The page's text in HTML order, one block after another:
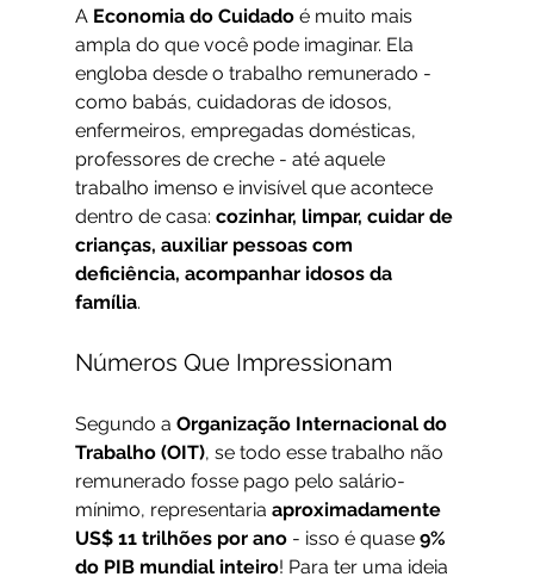
A Economia do Cuidado é muito mais
ampla do que você pode imaginar. Ela
engloba desde o trabalho remunerado -
como babás, cuidadoras de idosos,
enfermeiros, empregadas domésticas,
professores de creche - até aquele
trabalho imenso e invisível que acontece
dentro de casa: cozinhar, limpar, cuidar de
crianças, auxiliar pessoas com
deficiência, acompanhar idosos da
família.
Números Que Impressionam
Segundo a Organização Internacional do
Trabalho (OIT), se todo esse trabalho não
remunerado fosse pago pelo salário-
mínimo, representaria aproximadamente
US$ 11 trilhões por ano - isso é quase 9%
do PIB mundial inteiro! Para ter uma ideia